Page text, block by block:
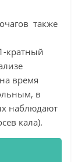
также
кратный
время
в
наблюдают
кала).